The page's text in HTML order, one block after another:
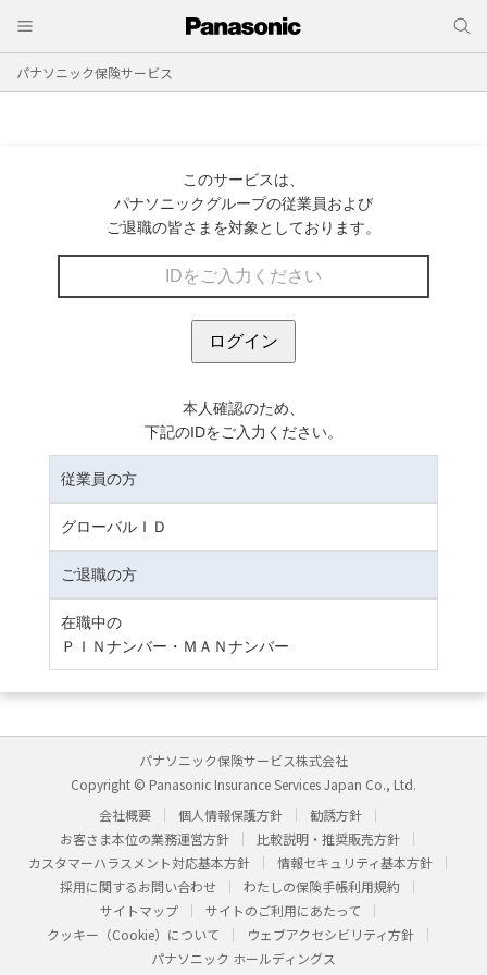
パナソニック保険サービス
このサービスは、
パナソニックグループの従業員および
ご退職の皆さまを対象としております。
本人確認のため、
下記のIDをご入力ください。
従業員の方
グローバルＩＤ
ご退職の方
在職中の
ＰＩＮナンバー・ＭＡＮナンバー
パナソニック保険サービス株式会社
Copyright © Panasonic Insurance Services Japan Co., Ltd.
会社概要
個人情報保護方針
勧誘方針
お客さま本位の業務運営方針
比較説明・推奨販売方針
カスタマーハラスメント対応基本方針
情報セキュリティ基本方針
採用に関するお問い合わせ
わたしの保険手帳利用規約
サイトマップ
サイトのご利用にあたって
クッキー（Cookie）について
ウェブアクセシビリティ方針
パナソニック ホールディングス